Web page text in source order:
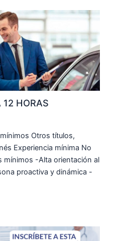
12 HORAS
Otros títulos,
Experiencia mínima No
mínimos -Alta orientación al
proactiva y dinámica -